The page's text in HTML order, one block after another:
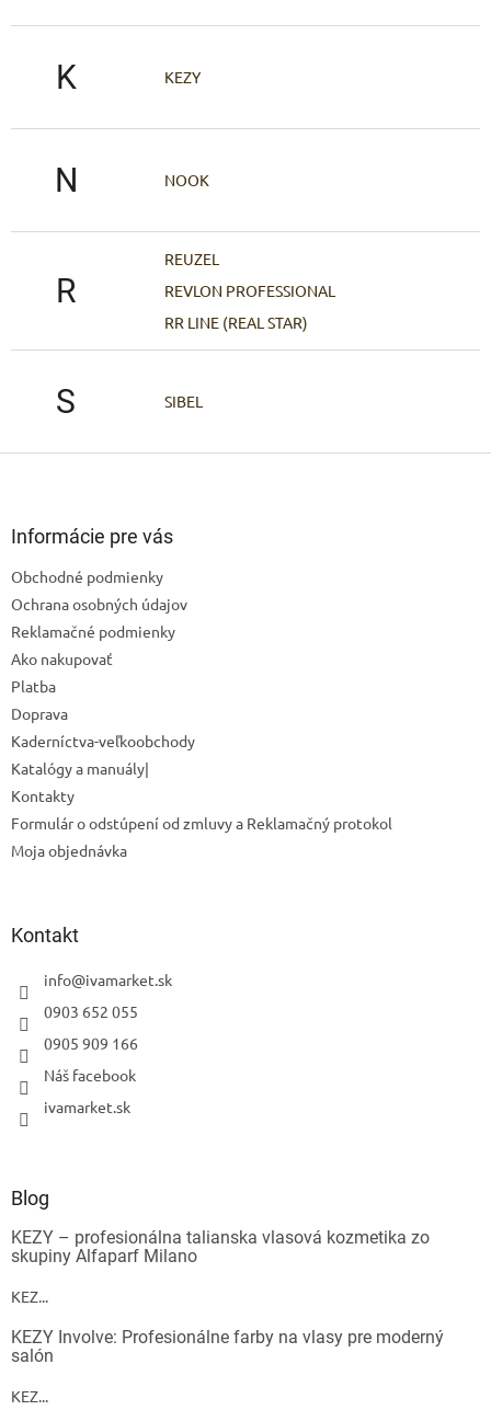
K KEZY
N NOOK
R
REUZEL
REVLON PROFESSIONAL
RR LINE (REAL STAR)
S SIBEL
Informácie pre vás
Obchodné podmienky
Ochrana osobných údajov
Reklamačné podmienky
Ako nakupovať
Platba
Doprava
Kaderníctva-veľkoobchody
Katalógy a manuály|
Kontakty
Formulár o odstúpení od zmluvy a Reklamačný protokol
Moja objednávka
Kontakt
info@ivamarket.sk
0903 652 055
0905 909 166
Náš facebook
ivamarket.sk
Blog
KEZY – profesionálna talianska vlasová kozmetika zo
skupiny Alfaparf Milano
KEZ...
KEZY Involve: Profesionálne farby na vlasy pre moderný
salón
KEZ...